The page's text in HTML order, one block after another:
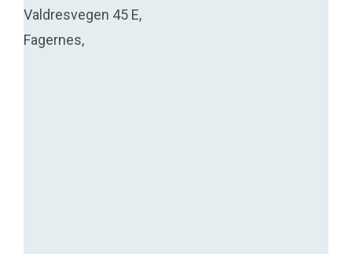
Valdresvegen 45 E,
Fagernes,